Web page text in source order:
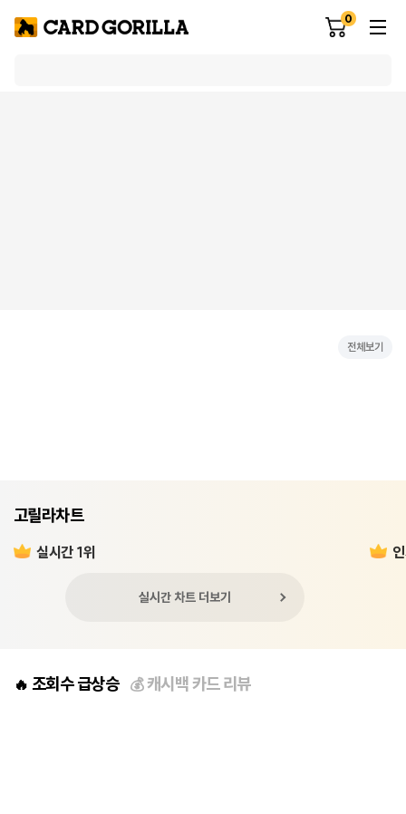
0
전체보기
고릴라차트
실시간 1위
실시간 차트 더보기
🔥 조회수 급상승 💰캐시백 카드 리뷰